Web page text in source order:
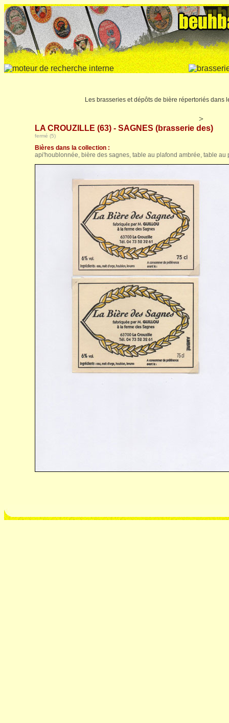
Les brasseries et dépôts de bière répertoriés dans
>
LA CROUZILLE (63) - SAGNES (brasserie des)
fermé (5)
Bières dans la collection :
api'houblonnée, bière des sagnes, table au plafond ambrée, table au